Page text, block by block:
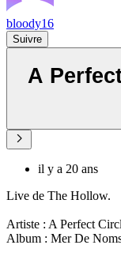
bloody16
Suivre
A
il y a 20 ans
Live de The Hollow.
Artiste : A Perfect
Album : Mer De